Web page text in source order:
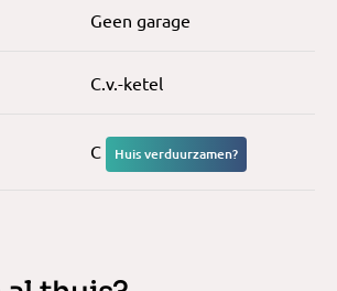
Geen garage
C.v.-ketel
C Huis verduurzamen?